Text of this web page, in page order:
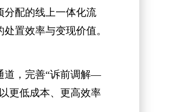
分配的线上一体化流
置效率与变现价值。
道，完善“诉前调解—
更低成本、更高效率